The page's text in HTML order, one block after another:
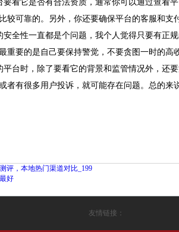
要看它是否有合法资质，通常你可以通过查看
较可靠的。另外，你还要确保平台的客服和支
安全性一直都是个问题，我个人觉得只要有正
重要的是自己要保持警觉，不要贪图一时的高
平台时，除了要看它的背景和监管情况外，还
者有很多用户投诉，就可能存在问题。总的来
评，本地热门渠道对比_199
好
友情链接：